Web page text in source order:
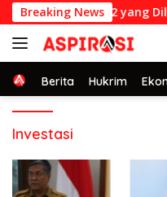
Langsung
ke
konten
Breaking News
STPDN 1992 yang
Home
Berita Hukrim
Investasi